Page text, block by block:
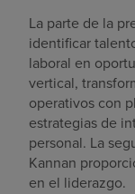
La parte de la
identificar
laboral en
vertical,
operativos con
estrategias de
personal. La
Kannan
en el liderazgo.